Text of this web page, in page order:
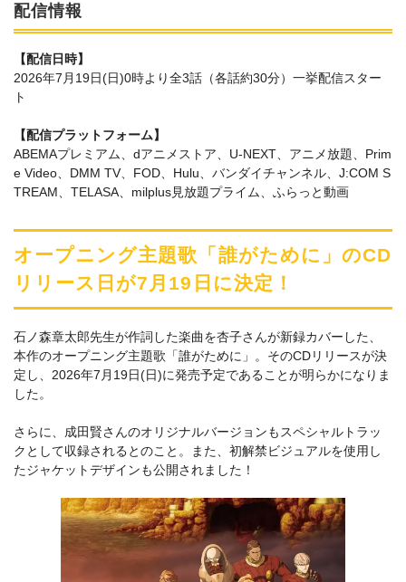
配信情報
【配信日時】
2026年7月19日(日)0時より全3話（各話約30分）一挙配信スター
ト
【配信プラットフォーム】
ABEMAプレミアム、dアニメストア、U-NEXT、アニメ放題、Prim
e Video、DMM TV、FOD、Hulu、バンダイチャンネル、J:COM S
TREAM、TELASA、milplus見放題プライム、ふらっと動画
オープニング主題歌「誰がために」のCD
リリース日が7月19日に決定！
石ノ森章太郎先生が作詞した楽曲を杏子さんが新録カバーした、
本作のオープニング主題歌「誰がために」。そのCDリリースが決
定し、2026年7月19日(日)に発売予定であることが明らかになりま
した。
さらに、成田賢さんのオリジナルバージョンもスペシャルトラッ
クとして収録されるとのこと。また、初解禁ビジュアルを使用し
たジャケットデザインも公開されました！